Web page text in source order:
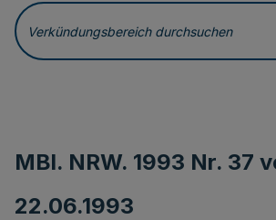
Verkündungsbereich durchsuchen
MBl. NRW. 1993 Nr. 37
22.06.1993